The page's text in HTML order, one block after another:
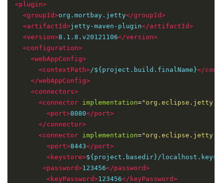
<plugin>
<groupId>org.mortbay.jetty</groupId>
<artifactId>jetty-maven-plugin</artifactId>
<version>8.1.8.v20121106</version>
<configuration>
<webAppConfig>
<contextPath>/${project.build.finalName}</
</webAppConfig>
<connectors>
<connector implementation=
<port>8080</port>
</connector>
<connector implementation=
<port>8443</port>
<keystore>${project.basedir}/
<password>123456</password>
<keyPassword>123456</keyPassword>